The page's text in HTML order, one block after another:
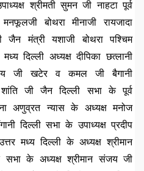
श्रीमती सुमन जी नाहटा पूर्व
बोथरा मीनाजी रायजादा
मंत्री यशाजी बोथरा पश्चिम
दिल्ली अध्यक्ष दीपिका छत्लानी
जी खटेर व कमल जी बैगानी
जी जैन दिल्ली सभा के पूर्व
अणुव्रत न्यास के अध्यक्ष मनोज
दिल्ली सभा के उपाध्यक्ष प्रदीप
मध्य दिल्ली के अध्यक्ष श्रीमान
सभा के अध्यक्ष श्रीमान संजय जी